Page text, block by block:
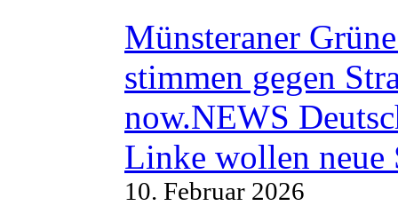
Münsteraner
stimmen gegen
now.NEWS
Linke wollen neue
10. Februar 2026